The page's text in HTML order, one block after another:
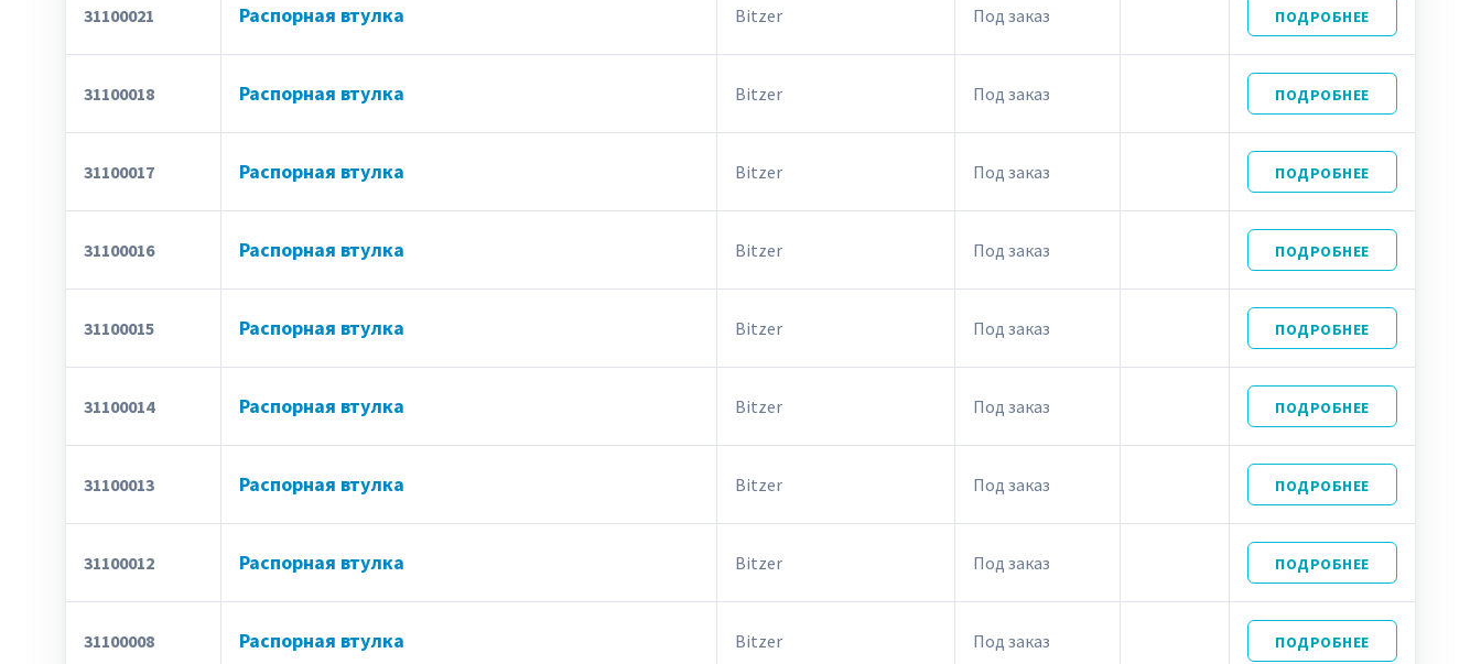
31100021 Распорная втулка Bitzer Под заказ ПОДРОБНЕЕ
31100018 Распорная втулка Bitzer Под заказ ПОДРОБНЕЕ
31100017 Распорная втулка Bitzer Под заказ ПОДРОБНЕЕ
31100016 Распорная втулка Bitzer Под заказ ПОДРОБНЕЕ
31100015 Распорная втулка Bitzer Под заказ ПОДРОБНЕЕ
31100014 Распорная втулка Bitzer Под заказ ПОДРОБНЕЕ
31100013 Распорная втулка Bitzer Под заказ ПОДРОБНЕЕ
31100012 Распорная втулка Bitzer Под заказ ПОДРОБНЕЕ
31100008 Распорная втулка Bitzer Под заказ ПОДРОБНЕЕ